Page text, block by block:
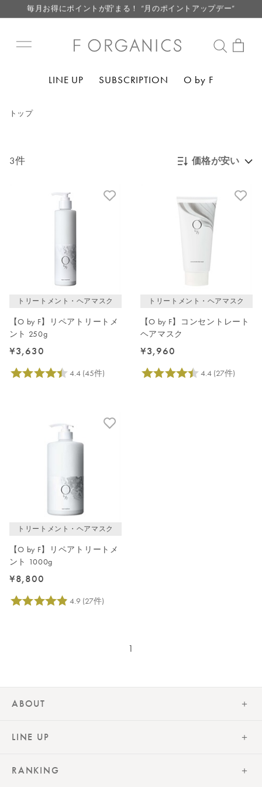
毎月お得にポイントが貯まる！ “月のポイントアップデー”
【重要】F ORGANICS Websiteの統合に関するお知らせ
毎月お得にポイントが貯まる！ “月のポイントアップデー”
LINE UP SUBSCRIPTION O by F
トップ
3件 価格が安い
発売日順
レビュー評価が高い順
トリートメント・ヘアマスク
【O by F】リペアトリートメ
ント 250g
¥3,630
トリートメント・ヘアマスク
【O by F】コンセントレート
ヘアマスク
¥3,960
トリートメント・ヘアマスク
【O by F】リペアトリートメ
ント 1000g
¥8,800
1
ABOUT
LINE UP
RANKING